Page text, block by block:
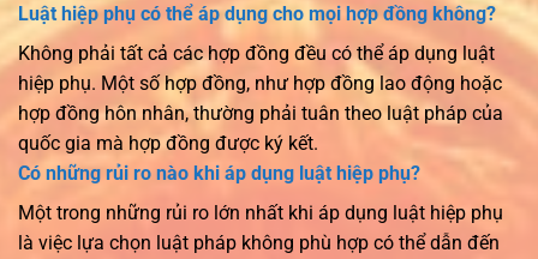
Luật hiệp phụ có thể áp dụng cho mọi hợp đồng không?
Không phải tất cả các hợp đồng đều có thể áp dụng luật
hiệp phụ. Một số hợp đồng, như hợp đồng lao động hoặc
hợp đồng hôn nhân, thường phải tuân theo luật pháp của
quốc gia mà hợp đồng được ký kết.
Có những rủi ro nào khi áp dụng luật hiệp phụ?
Một trong những rủi ro lớn nhất khi áp dụng luật hiệp phụ
là việc lựa chọn luật pháp không phù hợp có thể dẫn đến